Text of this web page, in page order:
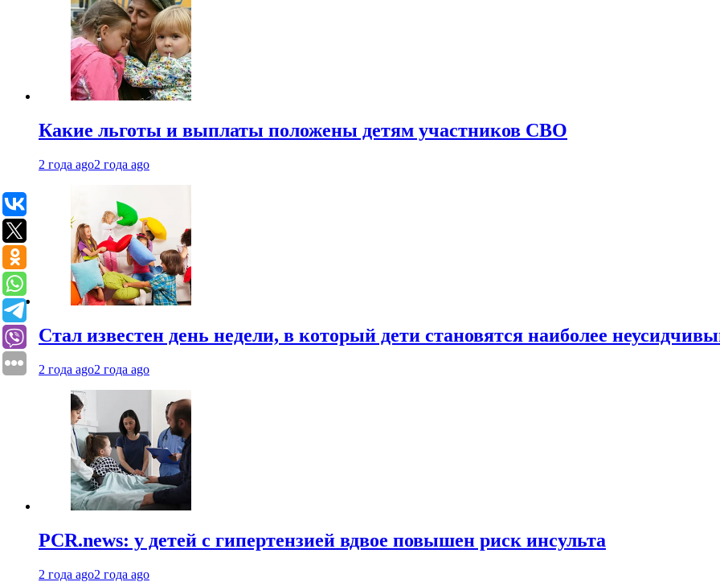
Какие льготы и выплаты положены детям участников СВО
2 года ago2 года ago
Стал известен день недели, в который дети становятся наиболее
2 года ago2 года ago
PCR.news: у детей с гипертензией вдвое повышен риск инсульта
2 года ago2 года ago